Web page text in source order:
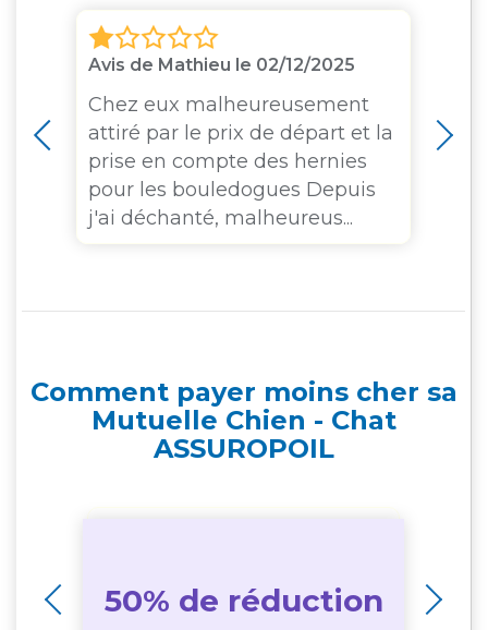
Avis de Mathieu le 02/12/2025
Chez eux malheureusement
attiré par le prix de départ et la
prise en compte des hernies
pour les bouledogues Depuis
j'ai déchanté, malheureus...
Comment payer moins cher sa
Mutuelle Chien - Chat
ASSUROPOIL
50% de réduction